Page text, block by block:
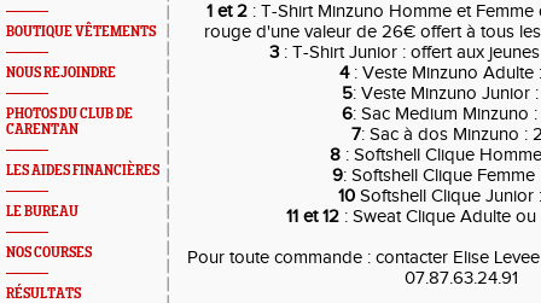
BOUTIQUE VÊTEMENTS
NOUS REJOINDRE
PHOTOS DU CLUB DE
CARENTAN
LES AIDES FINANCIÈRES
LE BUREAU
NOS COURSES
RÉSULTATS
1 et 2 : T-Shirt Minzuno Homme et
rouge d'une valeur de 26€ offert à tous
3: T-Shirt Junior : offert aux
4: Veste Minzuno
5: Veste Minzuno Junior
6: Sac Medium Minzuno
7: Sac à dos Minzuno :
8 : Softshell Clique
9: Softshell Clique
10 Softshell Clique
11 et 12 : Sweat Clique Adulte
Pour toute commande : contacter Elise
07.87.63.24.91